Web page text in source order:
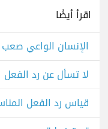
اقرأ أيضًا
الإنسان الواعي
لا تسأل عن رد الفعل
قياس رد الفعل